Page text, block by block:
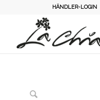
HÄNDLER-LOGIN